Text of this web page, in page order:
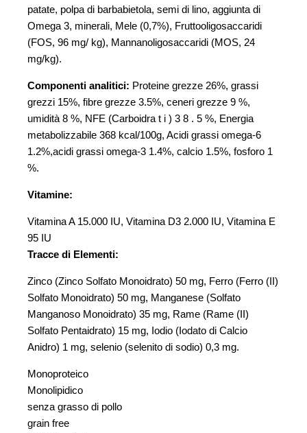
patate, polpa di barbabietola, semi di lino, aggiunta di
Omega 3, minerali, Mele (0,7%), Fruttooligosaccaridi
(FOS, 96 mg/ kg), Mannanoligosaccaridi (MOS, 24
mg/kg).
Componenti analitici: Proteine grezze 26%, grassi
grezzi 15%, fibre grezze 3.5%, ceneri grezze 9 %,
umidità 8 %, NFE (Carboidra t i ) 3 8 . 5 %, Energia
metabolizzabile 368 kcal/100g, Acidi grassi omega-6
1.2%,acidi grassi omega-3 1.4%, calcio 1.5%, fosforo 1
%.
Vitamine:
Vitamina A 15.000 IU, Vitamina D3 2.000 IU, Vitamina E
95 IU
Tracce di Elementi:
Zinco (Zinco Solfato Monoidrato) 50 mg, Ferro (Ferro (II)
Solfato Monoidrato) 50 mg, Manganese (Solfato
Manganoso Monoidrato) 35 mg, Rame (Rame (II)
Solfato Pentaidrato) 15 mg, Iodio (Iodato di Calcio
Anidro) 1 mg, selenio (selenito di sodio) 0,3 mg.
Monoproteico
Monolipidico
senza grasso di pollo
grain free